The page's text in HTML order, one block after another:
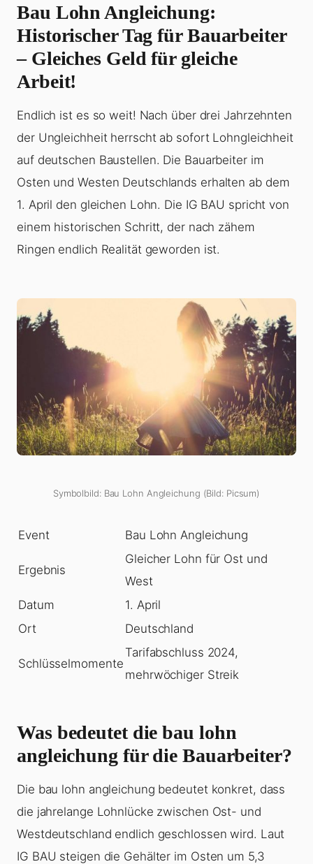
Bau Lohn Angleichung:
Historischer Tag für Bauarbeiter
– Gleiches Geld für gleiche
Arbeit!
Endlich ist es so weit! Nach über drei Jahrzehnten
der Ungleichheit herrscht ab sofort Lohngleichheit
auf deutschen Baustellen. Die Bauarbeiter im
Osten und Westen Deutschlands erhalten ab dem
1. April den gleichen Lohn. Die IG BAU spricht von
einem historischen Schritt, der nach zähem
Ringen endlich Realität geworden ist.
Symbolbild: Bau Lohn Angleichung (Bild: Picsum)
Event Bau Lohn Angleichung
Ergebnis
Gleicher Lohn für Ost und
West
Datum
1. April
Ort
Deutschland
Schlüsselmomente
Tarifabschluss 2024,
mehrwöchiger Streik
Was bedeutet die bau lohn
angleichung für die Bauarbeiter?
Die bau lohn angleichung bedeutet konkret, dass
die jahrelange Lohnlücke zwischen Ost- und
Westdeutschland endlich geschlossen wird. Laut
IG BAU steigen die Gehälter im Osten um 5,3